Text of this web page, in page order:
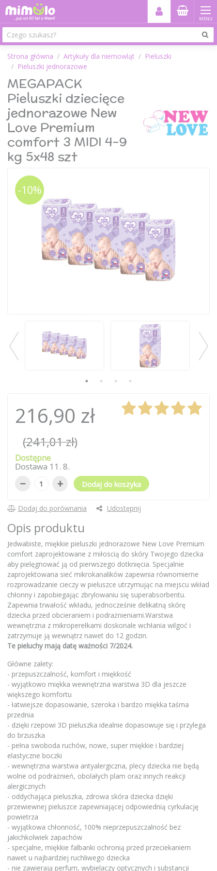
MENU
Strona główna Artykuły dla niemowląt
Pieluszki
Pieluszki jednorazowe
MEGAPACK
Pieluszki dziecięce
jednorazowe New
Love Premium
comfort 3 MIDI 4-9
kg 5x48 szt
-10%
216,90 zł
(241,01 zł)
Dostępne
Dostawa 11 . 8.
− + Dodaj do koszyka
Dodaj do porównania Udostępnij
Opis produktu
Jedwabiste, miękkie pieluszki jednorazowe New Love Premium
comfort zaprojektowane z miłoscią do skóry Twojego dziecka
aby pielęgnować ją od pierwszego dotknięcia. Specjalnie
zaprojektowana sieć mikrokanalików zapewnia równomierne
rozprowadzanie cieczy w pieluszce utrzymując na miejscu wkład
chłonny i zapobiegając zbrylowaniu się superabsorbentu.
Zapewnia trwałość wkładu, jednocześnie delikatną skórę
dziecka przed obcieraniem i podrażnieniami.Warstwa
wewnętrzna z mikroperełkami doskonale wchłania wilgoć i
zatrzymuje ją wewnątrz nawet do 12 godzin.
Te pieluchy mają datę ważności 7/2024.
Główne zalety:
- przepuszczalność, komfort i miękkość
- wyjątkowo miękka wewnętrzna warstwa 3D dla jeszcze
większego komfortu
- łatwiejsze dopasowanie, szeroka i bardzo miękka taśma
przednia
- dzięki rzepowi 3D pieluszka idealnie dopasowuje się i przylega
do brzuszka
- pełna swoboda ruchów, nowe, super miękkie i bardziej
elastyczne boczki
- wewnętrzna warstwa antyalergiczna, plecy dziecka nie będą
wolne od podrażnień, obolałych plam oraz innych reakcji
alergicznych
- oddychająca pieluszka, zdrowa skóra dziecka dzięki
przewiewnej pieluszce zapewniającej odpowiednią cyrkulację
powietrza
- wyjątkowa chłonność, 100% nieprzepuszczalność bez
jakichkolwiek zapachów
- specjalne, miękkie falbanki ochronią przed przeciekaniem
nawet u najbardziej ruchliwego dziecka
- nie zawierają perfum, wybielaczy optycznych i substancji